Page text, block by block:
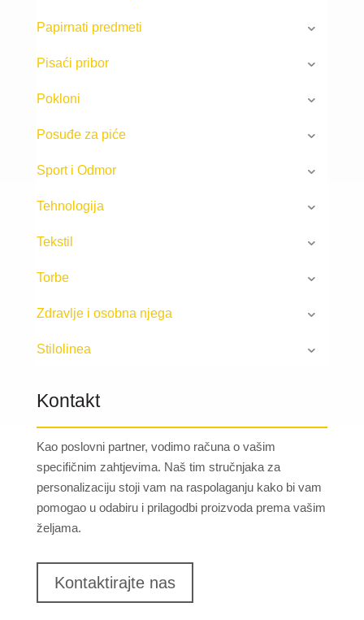
Papirnati predmeti
Pisaći pribor
Pokloni
Posuđe za piće
Sport i Odmor
Tehnologija
Tekstil
Torbe
Zdravlje i osobna njega
Stilolinea
Kontakt
Kao poslovni partner, vodimo računa o vašim
specifičnim zahtjevima. Naš tim stručnjaka za
personalizaciju stoji vam na raspolaganju kako bi vam
pomogao u odabiru i prilagodbi proizvoda prema vašim
željama.
Kontaktirajte nas